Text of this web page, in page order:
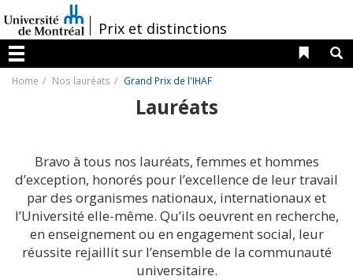
au
contenu
/Prix et distinctions
Menu
Liens
Home Nos lauréats Grand Prix de l'IHAF
Lauréats
Bravo à tous nos lauréats, femmes et hommes
d’exception, honorés pour l’excellence de leur travail
par des organismes nationaux, internationaux et
l’Université elle-même. Qu’ils oeuvrent en recherche,
en enseignement ou en engagement social, leur
réussite rejaillit sur l’ensemble de la communauté
universitaire.